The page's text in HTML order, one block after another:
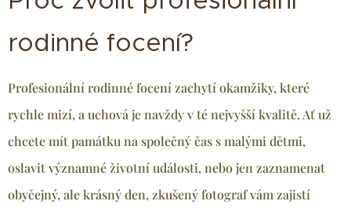
rodinné focení?
Profesionální rodinné focení zachytí okamžiky, které
rychle mizí, a uchová je navždy v té nejvyšší kvalitě. Ať už
chcete mít památku na společný čas s malými dětmi,
oslavit významné životní události, nebo jen zaznamenat
obyčejný, ale krásný den, zkušený fotograf vám zajistí